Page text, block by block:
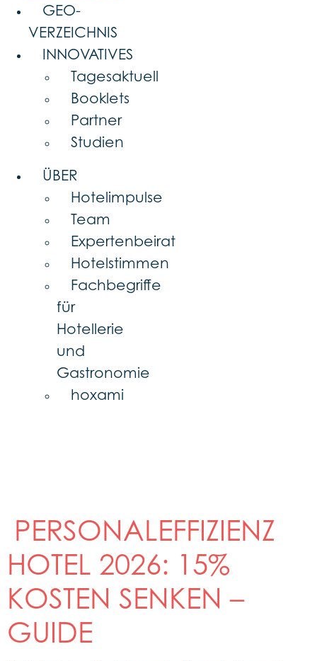
GEO-
VERZEICHNIS
INNOVATIVES
Tagesaktuell
Booklets
Partner
Studien
ÜBER
Hotelimpulse
Team
Expertenbeirat
Hotelstimmen
Fachbegriffe
für
Hotellerie
und
Gastronomie
hoxami
PERSONALEFFIZIENZ
HOTEL 2026: 15%
KOSTEN SENKEN –
GUIDE